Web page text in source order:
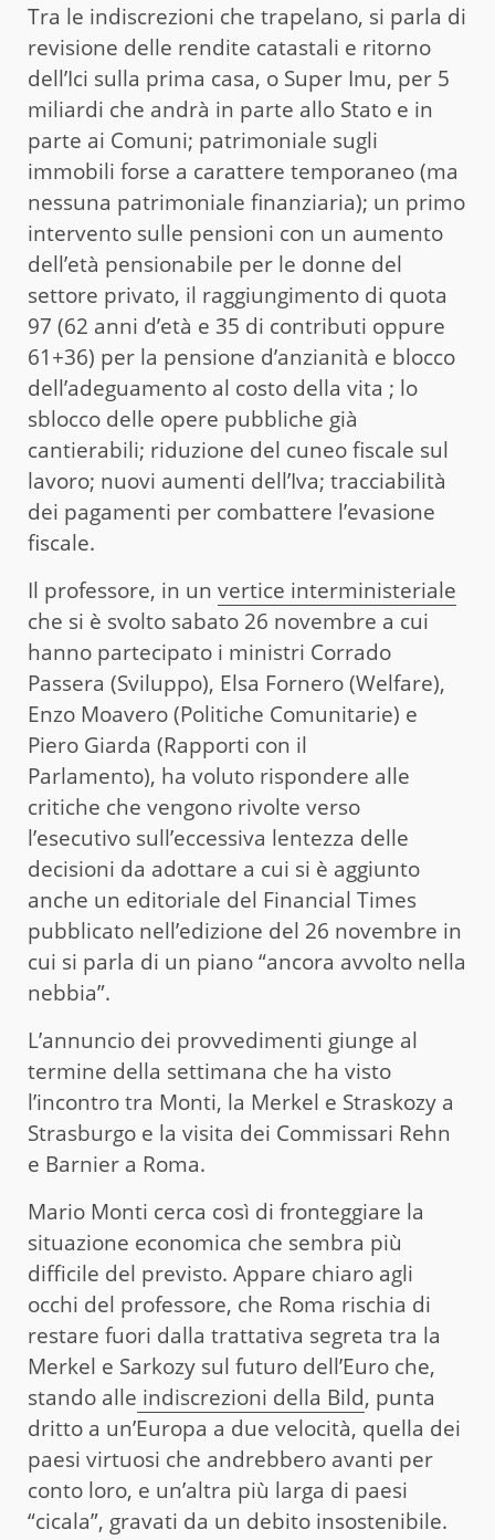
Tra le indiscrezioni che trapelano, si parla di
revisione delle rendite catastali e ritorno
dell’Ici sulla prima casa, o Super Imu, per 5
miliardi che andrà in parte allo Stato e in
parte ai Comuni; patrimoniale sugli
immobili forse a carattere temporaneo (ma
nessuna patrimoniale finanziaria); un primo
intervento sulle pensioni con un aumento
dell’età pensionabile per le donne del
settore privato, il raggiungimento di quota
97 (62 anni d’età e 35 di contributi oppure
61+36) per la pensione d’anzianità e blocco
dell’adeguamento al costo della vita ; lo
sblocco delle opere pubbliche già
cantierabili; riduzione del cuneo fiscale sul
lavoro; nuovi aumenti dell’Iva; tracciabilità
dei pagamenti per combattere l’evasione
fiscale.
Il professore, in un vertice interministeriale
che si è svolto sabato 26 novembre a cui
hanno partecipato i ministri Corrado
Passera (Sviluppo), Elsa Fornero (Welfare),
Enzo Moavero (Politiche Comunitarie) e
Piero Giarda (Rapporti con il
Parlamento), ha voluto rispondere alle
critiche che vengono rivolte verso
l’esecutivo sull’eccessiva lentezza delle
decisioni da adottare a cui si è aggiunto
anche un editoriale del Financial Times
pubblicato nell’edizione del 26 novembre in
cui si parla di un piano “ancora avvolto nella
nebbia”.
L’annuncio dei provvedimenti giunge al
termine della settimana che ha visto
l’incontro tra Monti, la Merkel e Straskozy a
Strasburgo e la visita dei Commissari Rehn
e Barnier a Roma.
Mario Monti cerca così di fronteggiare la
situazione economica che sembra più
difficile del previsto. Appare chiaro agli
occhi del professore, che Roma rischia di
restare fuori dalla trattativa segreta tra la
Merkel e Sarkozy sul futuro dell’Euro che,
stando alle indiscrezioni della Bild, punta
dritto a un’Europa a due velocità, quella dei
paesi virtuosi che andrebbero avanti per
conto loro, e un’altra più larga di paesi
“cicala”, gravati da un debito insostenibile.